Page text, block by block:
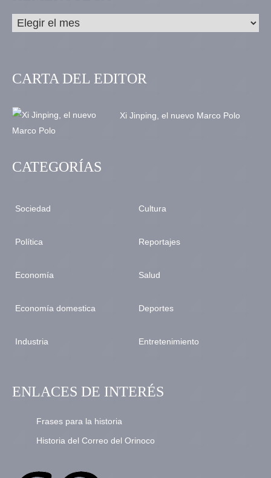
CARTA DEL EDITOR
Xi Jinping, el nuevo Marco Polo
CATEGORÍAS
Sociedad
Política
Economía
Economía domestica
Industria
Cultura
Reportajes
Salud
Deportes
Entretenimiento
ENLACES DE INTERÉS
Frases para la historia
Historia del Correo del Orinoco